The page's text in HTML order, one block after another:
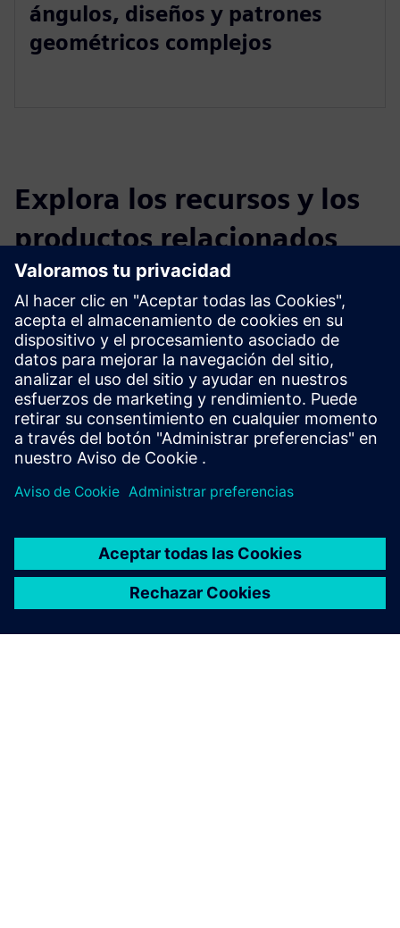
ángulos, diseños y patrones
geométricos complejos
Explora los recursos y los
productos relacionados
Información y recursos adicionales
Folleto DIRTT Timber Frame
Explore DIRTT Timber
Requisitos previos